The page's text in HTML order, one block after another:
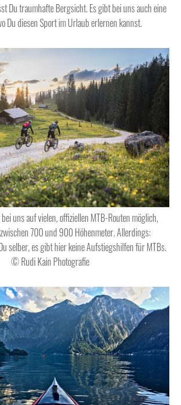
Du traumhafte Bergsicht. Es gibt bei uns auch eine
Du diesen Sport im Urlaub erlernen kannst.
uns auf vielen, offiziellen MTB-Routen möglich,
700 und 900 Höhenmeter. Allerdings:
selber, es gibt hier keine Aufstiegshilfen für MTBs.
© Rudi Kain Photografie